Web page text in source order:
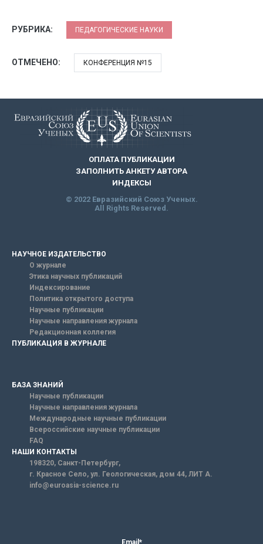
РУБРИКА: ПЕДАГОГИЧЕСКИЕ НАУКИ
ОТМЕЧЕНО: КОНФЕРЕНЦИЯ №15
ОПЛАТА ПУБЛИКАЦИИ
ЗАПОЛНИТЬ АНКЕТУ АВТОРА
ИНДЕКСЫ
© 2022 Евразийский Союз Ученых.
All Rights Reserved.
НАУЧНОЕ ИЗДАТЕЛЬСТВО
О журнале
Этика научных публикаций
Индексирование
Политика открытого доступа
Научные публикации
Научные направления журнала
Редакционная коллегия
ПУБЛИКАЦИЯ В ЖУРНАЛЕ
БАЗА ЗНАНИЙ
Научные публикации
Научные направления журнала
Международные научные публикации
Всероссийские научные публикации
FAQ
НАШИ КОНТАКТЫ
198320, Санкт-Петербург,
г. Красное Село, ул. Геологическая, дом 44, ЛИТ А.
info@euroasia-science.ru
Email*